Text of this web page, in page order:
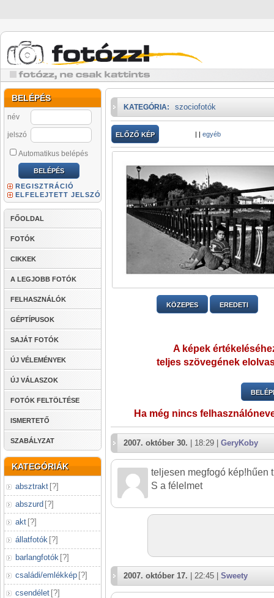
BELÉPÉS
név
jelszó
Automatikus belépés
REGISZTRÁCIÓ
ELFELEJTETT JELSZÓ
FŐOLDAL
FOTÓK
CIKKEK
A LEGJOBB FOTÓK
FELHASZNÁLÓK
GÉPTÍPUSOK
SAJÁT FOTÓK
ÚJ VÉLEMÉNYEK
ÚJ VÁLASZOK
FOTÓK FELTÖLTÉSE
ISMERTETŐ
SZABÁLYZAT
KATEGÓRIÁK
absztrakt [?]
abszurd [?]
akt [?]
állatfotók [?]
barlangfotók [?]
családi/emlékkép [?]
csendélet [?]
KATEGÓRIA: szociofotók
ELŐZŐ KÉP | | egyéb
KÖZEPES EREDETI
A képek
teljes szövegének
Ha még nincs
2007. október 30. | 18:29 | GeryKoby
teljesen megfogó kép!hűen
S a félelmet
2007. október 17. | 22:45 | Sweety